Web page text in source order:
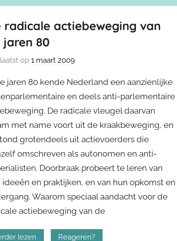
radicale actiebeweging van
jaren 80
op1 maart 2009
jaren 80 kende Nederland een aanzienlijke
en deels anti-parlementaire
De radicale vleugel daarvan
met name voort uit de kraakbeweging, en
grotendeels uit actievoerders die
omschreven als autonomen en anti-
Doorbraak probeert te leren van
ideeën en praktijken, en van hun opkomst en
Waarom speciaal aandacht voor de
actiebeweging van de
lezen Reageren?